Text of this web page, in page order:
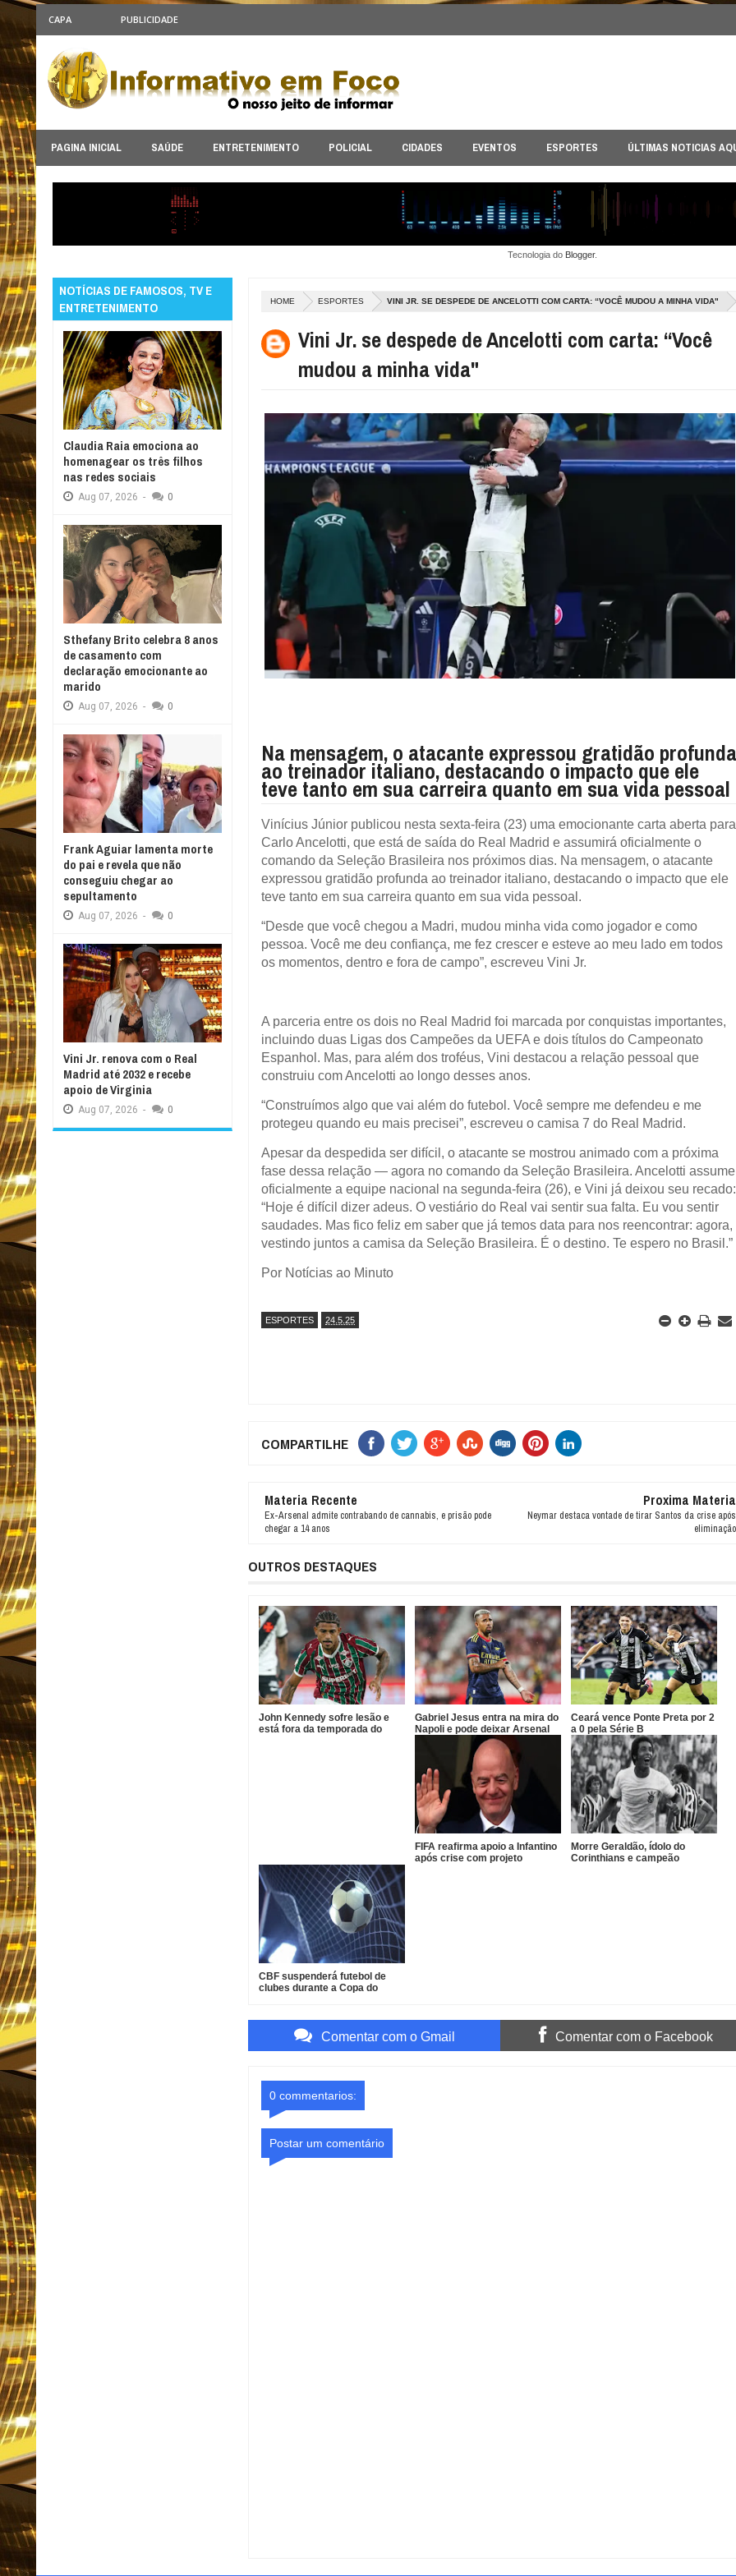
CAPA PUBLICIDADE
PAGINA INICIAL SAÚDE ENTRETENIMENTO POLICIAL CIDADES EVENTOS ESPORTES ÚLTIMAS NOTICIAS
Tecnologia do Blogger.
HOME ESPORTES VINI JR. SE DESPEDE DE ANCELOTTI COM CARTA: “VOCÊ MUDOU A MINHA VIDA"
Vini Jr. se despede de Ancelotti com carta: “Você
mudou a minha vida"
Na mensagem, o atacante expressou gratidão
ao treinador italiano, destacando o impacto que ele
teve tanto em sua carreira quanto em sua vida pessoal
Vinícius Júnior publicou nesta sexta-feira (23) uma emocionante carta aberta para
Carlo Ancelotti, que está de saída do Real Madrid e assumirá oficialmente o
comando da Seleção Brasileira nos próximos dias. Na mensagem, o atacante
expressou gratidão profunda ao treinador italiano, destacando o impacto que ele
teve tanto em sua carreira quanto em sua vida pessoal.
“Desde que você chegou a Madri, mudou minha vida como jogador e como
pessoa. Você me deu confiança, me fez crescer e esteve ao meu lado em todos
os momentos, dentro e fora de campo”, escreveu Vini Jr.
A parceria entre os dois no Real Madrid foi marcada por conquistas importantes,
incluindo duas Ligas dos Campeões da UEFA e dois títulos do Campeonato
Espanhol. Mas, para além dos troféus, Vini destacou a relação pessoal que
construiu com Ancelotti ao longo desses anos.
“Construímos algo que vai além do futebol. Você sempre me defendeu e me
protegeu quando eu mais precisei”, escreveu o camisa 7 do Real Madrid.
Apesar da despedida ser difícil, o atacante se mostrou animado com a próxima
fase dessa relação — agora no comando da Seleção Brasileira. Ancelotti assume
oficialmente a equipe nacional na segunda-feira (26), e Vini já deixou seu recado:
“Hoje é difícil dizer adeus. O vestiário do Real vai sentir sua falta. Eu vou sentir
saudades. Mas fico feliz em saber que já temos data para nos reencontrar: agora,
vestindo juntos a camisa da Seleção Brasileira. É o destino. Te espero no Brasil.”
Por Notícias ao Minuto
ESPORTES 24.5.25
COMPARTILHE
Materia Recente
Ex-Arsenal admite contrabando de cannabis, e prisão pode
chegar a 14 anos
Proxima Materia
Neymar destaca vontade de tirar Santos da crise após
eliminação
OUTROS DESTAQUES
John Kennedy sofre lesão e
está fora da temporada do
Gabriel Jesus entra na mira do
Napoli e pode deixar Arsenal
Ceará vence Ponte Preta por 2
a 0 pela Série B
FIFA reafirma apoio a Infantino
após crise com projeto
Morre Geraldão, ídolo do
Corinthians e campeão
CBF suspenderá futebol de
clubes durante a Copa do
Comentar com o Gmail Comentar com o Facebook
0 commentarios:
Postar um comentário
NOTÍCIAS DE FAMOSOS, TV E
ENTRETENIMENTO
Claudia Raia emociona ao
homenagear os três filhos
nas redes sociais
Aug 07, 2026 - 0
Sthefany Brito celebra 8 anos
de casamento com
declaração emocionante ao
marido
Aug 07, 2026 - 0
Frank Aguiar lamenta morte
do pai e revela que não
conseguiu chegar ao
sepultamento
Aug 07, 2026 - 0
Vini Jr. renova com o Real
Madrid até 2032 e recebe
apoio de Virginia
Aug 07, 2026 - 0